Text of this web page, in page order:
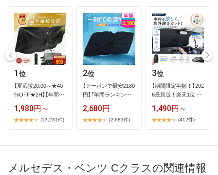
1 位
【​夏​応​援​2​0​:​0​0​～​★​4​0​
%​O​F​F​★​2​H​】​【​年​間​ラ​
1,980円～
(13,231件)
2位
【​ク​ー​ポ​ン​で​最​安​2​1​8​0​
円​】​「​年​間​ラ​ン​キ​ン​…
2,680円
(2,683件)
3位
【​期​間​限​定​半​額​！​】​2​0​2​
6​最​新​版​！​楽​天​1​位​ ​…
1,490円～
(412件)
メルセデス・ベンツ Cクラスの関連情報